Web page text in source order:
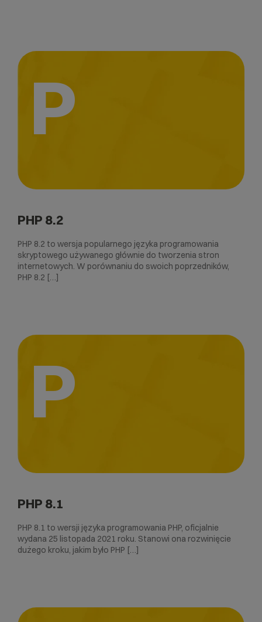
P
PHP 8.2
PHP 8.2 to wersja popularnego języka programowania
skryptowego używanego głównie do tworzenia stron
internetowych. W porównaniu do swoich poprzedników,
PHP 8.2 […]
P
PHP 8.1
PHP 8.1 to wersji języka programowania PHP, oficjalnie
wydana 25 listopada 2021 roku. Stanowi ona rozwinięcie
dużego kroku, jakim było PHP […]